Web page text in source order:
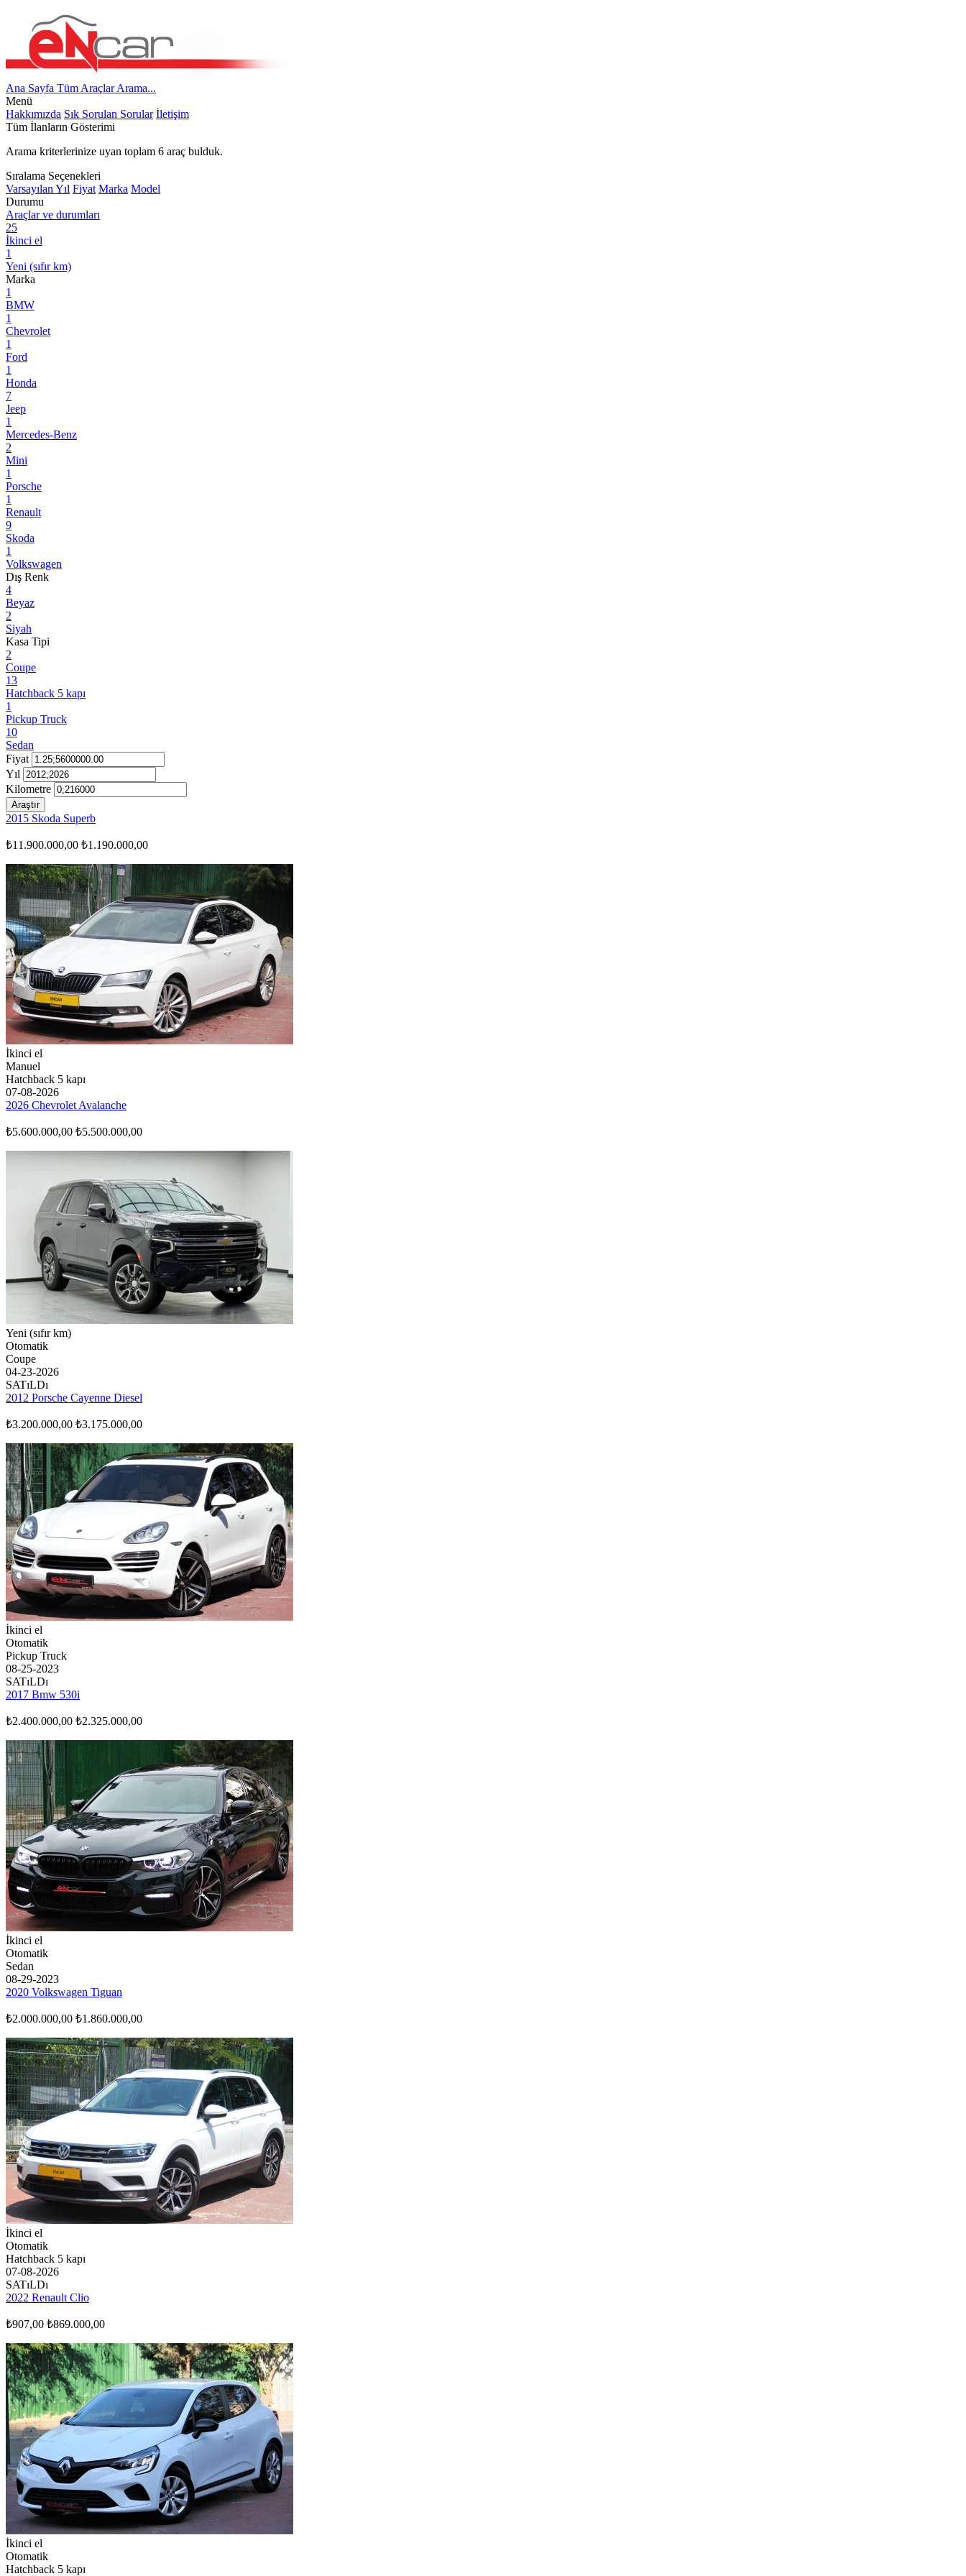
Ana Sayfa Tüm AraçlarArama...
Menü
Hakkımızda Sık Sorulan Sorular İletişim
Tüm İlanların Gösterimi
Arama kriterlerinize uyan toplam 6 araç bulduk.
Sıralama Seçenekleri
Varsayılan Yıl Fiyat Marka Model
Durumu
Araçlar ve durumları
25
İkinci el
1
Yeni (sıfır km)
Marka
1
BMW
1
Chevrolet
1
Ford
1
Honda
7
Jeep
1
Mercedes-Benz
2
Mini
1
Porsche
1
Renault
9
Skoda
1
Volkswagen
Dış Renk
4
Beyaz
2
Siyah
Kasa Tipi
2
Coupe
13
Hatchback 5 kapı
1
Pickup Truck
10
Sedan
Fiyat
Yıl
Kilometre
Araştır
2015 Skoda Superb
₺11.900.000,00 ₺1.190.000,00
İkinci el
Manuel
Hatchback 5 kapı
07-08-2026
2026 Chevrolet Avalanche
₺5.600.000,00 ₺5.500.000,00
Yeni (sıfır km)
Otomatik
Coupe
04-23-2026
SATıLDı
2012 Porsche Cayenne Diesel
₺3.200.000,00 ₺3.175.000,00
İkinci el
Otomatik
Pickup Truck
08-25-2023
SATıLDı
2017 Bmw 530i
₺2.400.000,00 ₺2.325.000,00
İkinci el
Otomatik
Sedan
08-29-2023
2020 Volkswagen Tiguan
₺2.000.000,00 ₺1.860.000,00
İkinci el
Otomatik
Hatchback 5 kapı
07-08-2026
SATıLDı
2022 Renault Clio
₺907,00 ₺869.000,00
İkinci el
Otomatik
Hatchback 5 kapı